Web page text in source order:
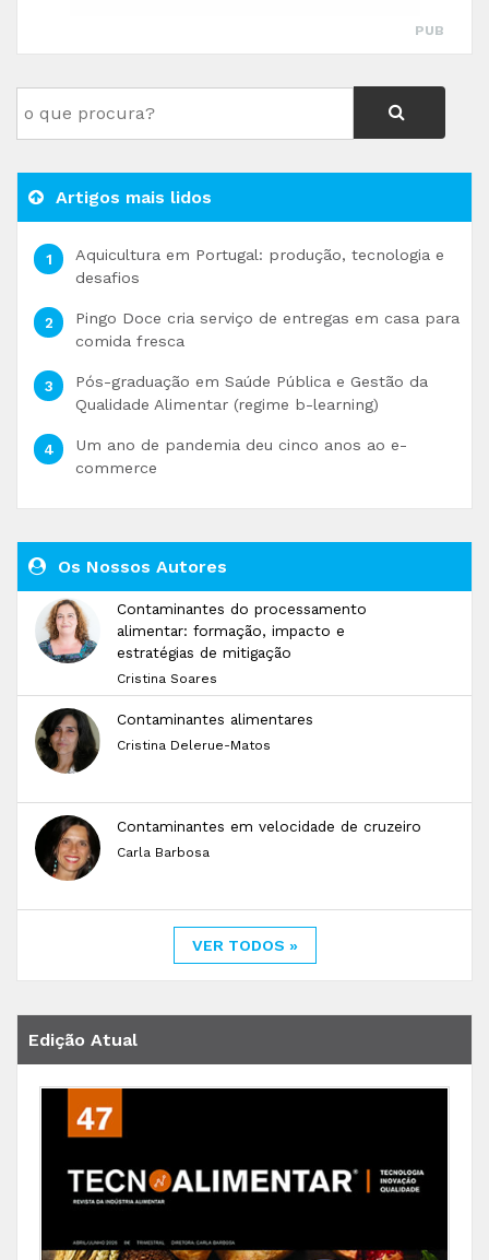
PUB
Artigos mais lidos
Aquicultura em Portugal: produção, tecnologia e
desafios
Pingo Doce cria serviço de entregas em casa para
comida fresca
Pós-graduação em Saúde Pública e Gestão da
Qualidade Alimentar (regime b-learning)
Um ano de pandemia deu cinco anos ao e-
commerce
Os Nossos Autores
Contaminantes do processamento
alimentar: formação, impacto e
estratégias de mitigação
Cristina Soares
Contaminantes alimentares
Cristina Delerue-Matos
Contaminantes em velocidade de cruzeiro
Carla Barbosa
VER TODOS »
Edição Atual